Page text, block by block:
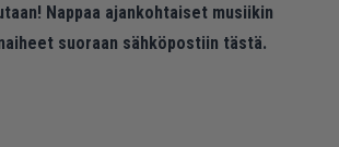
Nappaa ajankohtaiset musiikin
suoraan sähköpostiin tästä.